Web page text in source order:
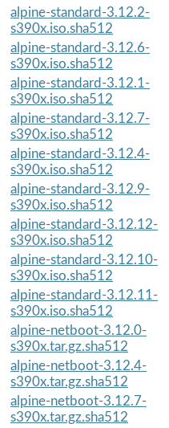
alpine-standard-3.12.2-
s390x.iso.sha512
alpine-standard-3.12.6-
s390x.iso.sha512
alpine-standard-3.12.1-
s390x.iso.sha512
alpine-standard-3.12.7-
s390x.iso.sha512
alpine-standard-3.12.4-
s390x.iso.sha512
alpine-standard-3.12.9-
s390x.iso.sha512
alpine-standard-3.12.12-
s390x.iso.sha512
alpine-standard-3.12.10-
s390x.iso.sha512
alpine-standard-3.12.11-
s390x.iso.sha512
alpine-netboot-3.12.0-
s390x.tar.gz.sha512
alpine-netboot-3.12.4-
s390x.tar.gz.sha512
alpine-netboot-3.12.7-
s390x.tar.gz.sha512